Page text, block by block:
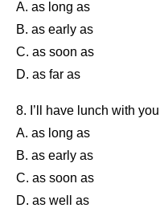
A. as long as
B. as early as
C. as soon as
D. as far as
8. I’ll have lunch with
A. as long as
B. as early as
C. as soon as
D. as well as